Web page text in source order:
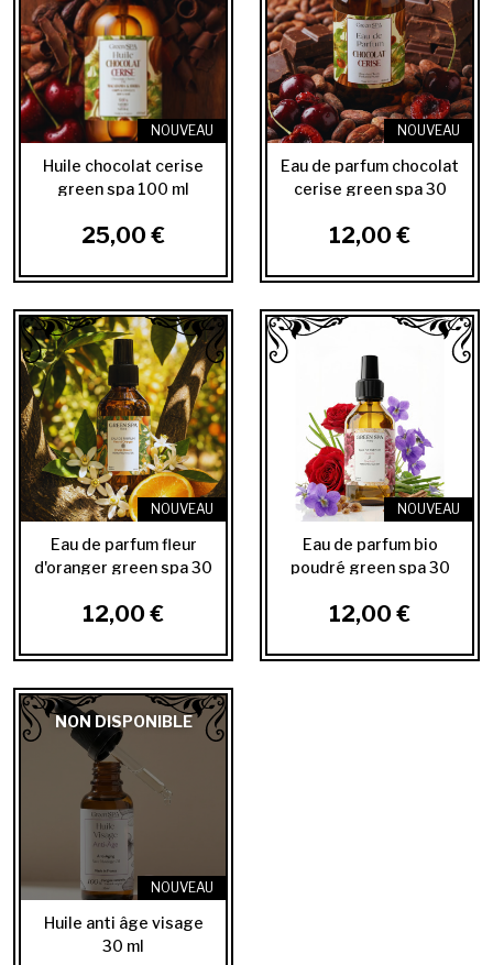
NOUVEAU
Huile chocolat cerise
green spa 100 ml
25,00 €
NOUVEAU
Eau de parfum chocolat
cerise green spa 30
12,00 €
NOUVEAU
Eau de parfum fleur
d'oranger green spa 30
12,00 €
NOUVEAU
Eau de parfum bio
poudré green spa 30
12,00 €
NON DISPONIBLE
NOUVEAU
Huile anti âge visage
30 ml